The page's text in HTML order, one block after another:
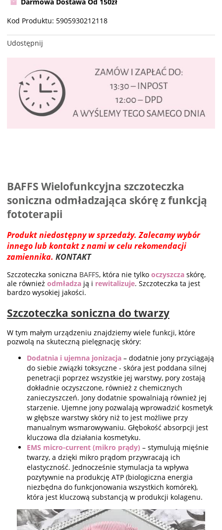
Kod Produktu: 5905930212118
Udostępnij
BAFFS Wielofunkcyjna szczoteczka
soniczna odmładzająca skórę z funkcją
fototerapii
Produkt niedostępny w sprzedaży. Zalecamy wybór
innego lub kontakt z nami w celu rekomendacji
zamiennika. KONTAKT
Szczoteczka soniczna BAFFS, która nie tylko oczyszcza skórę,
ale również odmładza ją i rewitalizuje. Szczoteczka ta jest
bardzo wysokiej jakości.
Szczoteczka soniczna do twarzy
W tym małym urządzeniu znajdziemy wiele funkcji, które
pozwolą na skuteczną pielęgnację skóry:
Dodatnia i ujemna jonizacja – dodatnie jony przyciągają
do siebie związki toksyczne - skóra jest poddana silnej
penetracji poprzez wszystkie jej warstwy, pory zostają
dokładnie oczyszczone, również z chemicznych
zanieczyszczeń. Jony dodatnie spowalniają również jej
starzenie. Ujemne jony pozwalają wprowadzić kosmetyk
w głębsze warstwy skóry niż to jest możliwe przy
manualnym wsmarowywaniu. Głębokość absorpcji jest
kluczowa dla działania kosmetyku.
EMS micro-current (mikro prądy) – stymulują mięśnie
twarzy, a dzięki mikro prądom przywracają ich
elastyczność. Jednocześnie stymulacja ta wpływa
pozytywnie na produkcję ATP (biologiczna energia
niezbędna do funkcjonowania wszystkich komórek),
która jest kluczową substancją w produkcji kolagenu.